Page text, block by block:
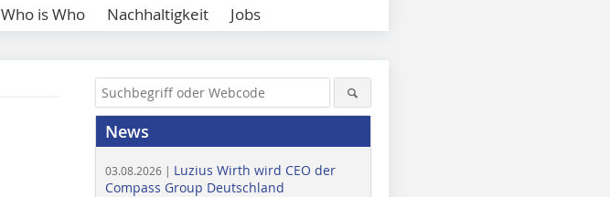
Who is Who Nachhaltigkeit Jobs
News
03.08.2026 | Luzius Wirth wird CEO der
Compass Group Deutschland